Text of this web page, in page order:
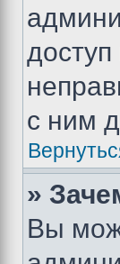
с ним
»
Вы